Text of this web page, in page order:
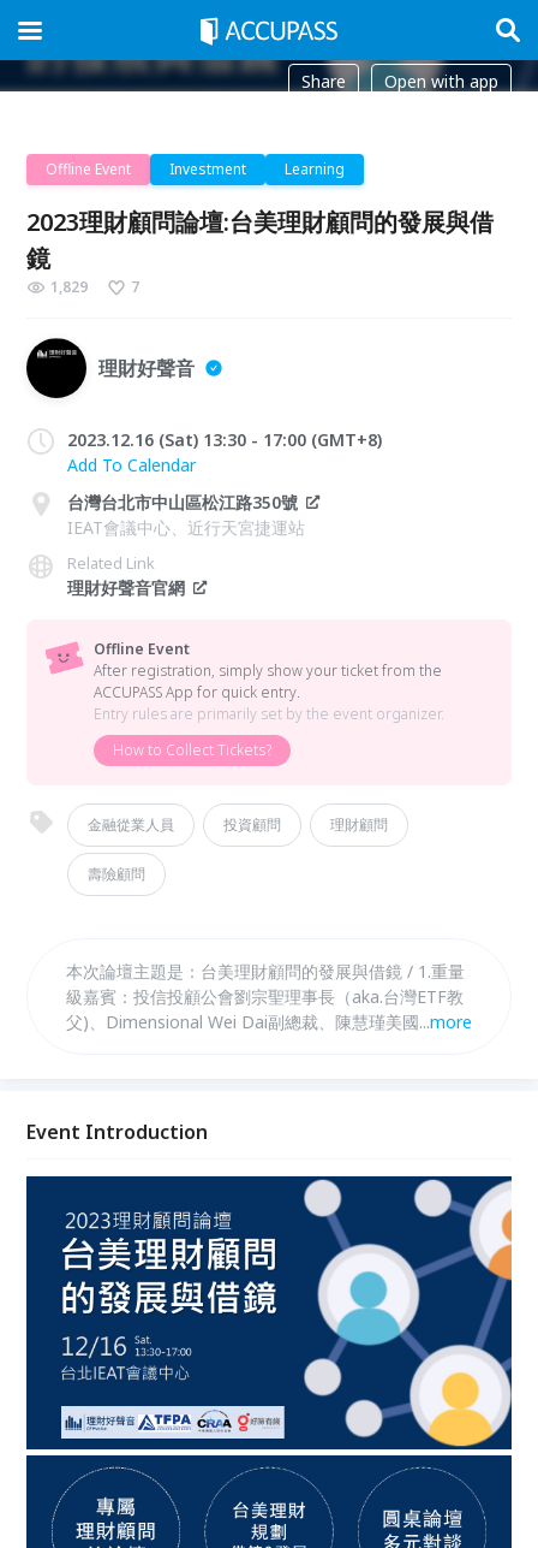
Share Open with app
Offline Event Investment Learning
2023理財顧問論壇:台美理財顧問的發展與借
鏡
1,829 7
理財好聲音
2023.12.16 (Sat) 13:30 - 17:00 (GMT+8)
Add To Calendar
台灣台北市中山區松江路350號
IEAT會議中心、近行天宮捷運站
Related Link
理財好聲音官網
Offline Event
After registration, simply show your ticket from the
ACCUPASS App for quick entry.
Entry rules are primarily set by the event organizer.
How to Collect Tickets?
金融從業人員 投資顧問 理財顧問
壽險顧問
本次論壇主題是：台美理財顧問的發展與借鏡 / 1.重量
級嘉賓：投信投顧公會劉宗聖理事長（aka.台灣ETF教
父)、Dimensional Wei Dai副總裁、陳慧瑾美國財務規
乾貨滿滿：主題演講、圓桌論壇聚焦討論，顧問、保險
FPAT持續進修時數 測驗型3.5 小時（Ｍ１－綜合理財
...more
Event Introduction